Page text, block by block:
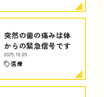
突然の歯の痛みは体
からの緊急信号です
2025.10.09
医療